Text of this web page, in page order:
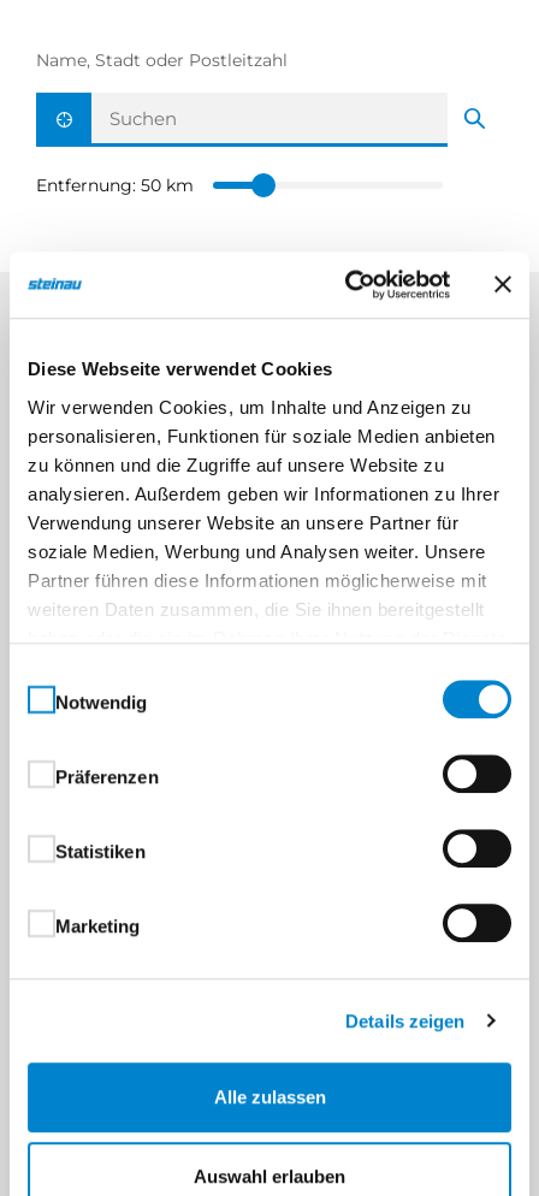
Diese Webseite verwendet Cookies
Wir verwenden Cookies, um Inhalte und Anzeigen zu
personalisieren, Funktionen für soziale Medien anbieten
zu können und die Zugriffe auf unsere Website zu
analysieren. Außerdem geben wir Informationen zu Ihrer
Verwendung unserer Website an unsere Partner für
soziale Medien, Werbung und Analysen weiter. Unsere
Partner führen diese Informationen möglicherweise mit
weiteren Daten zusammen, die Sie ihnen bereitgestellt
Notwendig
Präferenzen
Statistiken
Marketing
Details zeigen
Alle zulassen
Auswahl erlauben
Name, Stadt oder Postleitzahl
Aktuelle Position ermitteln
Entfernung:50 km